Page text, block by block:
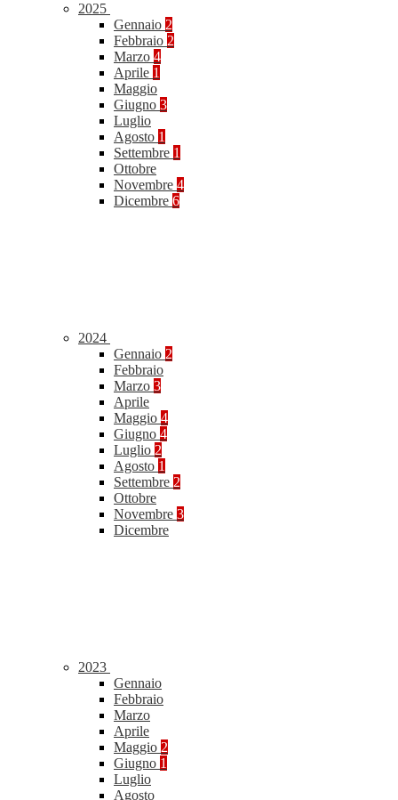
2025
Gennaio 2
Febbraio 2
Marzo 4
Aprile 1
Maggio
Giugno 3
Luglio
Agosto 1
Settembre 1
Ottobre
Novembre 4
Dicembre 6
2024
Gennaio 2
Febbraio
Marzo 3
Aprile
Maggio 4
Giugno 4
Luglio 2
Agosto 1
Settembre 2
Ottobre
Novembre 3
Dicembre
2023
Gennaio
Febbraio
Marzo
Aprile
Maggio 2
Giugno 1
Luglio
Agosto